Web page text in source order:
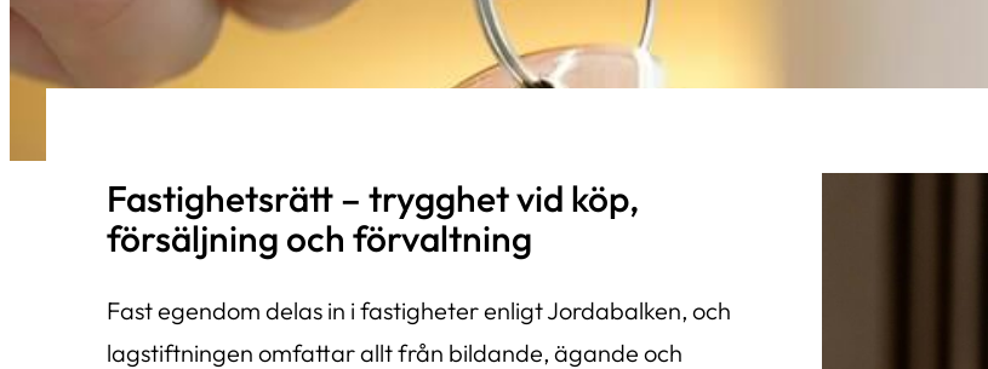
Fastighetsrätt – trygghet vid köp,
försäljning och förvaltning
Fast egendom delas in i fastigheter enligt Jordabalken, och
lagstiftningen omfattar allt från bildande, ägande och